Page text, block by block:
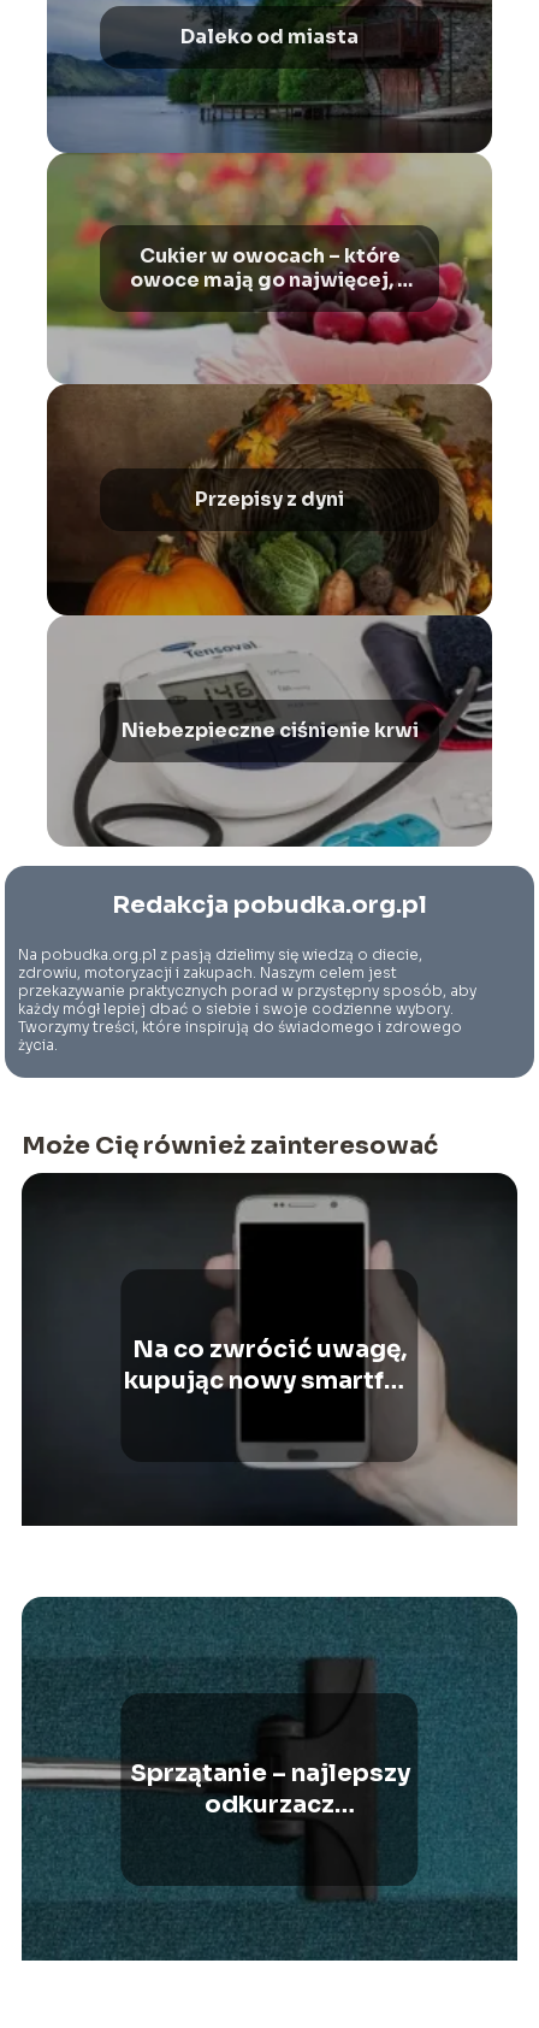
Daleko od miasta
Cukier w owocach – które
owoce mają go najwięcej, a
które najmniej.
Przepisy z dyni
Niebezpieczne ciśnienie krwi
Redakcja pobudka.org.pl
Na pobudka.org.pl z pasją dzielimy się wiedzą o diecie,
zdrowiu, motoryzacji i zakupach. Naszym celem jest
przekazywanie praktycznych porad w przystępny sposób, aby
każdy mógł lepiej dbać o siebie i swoje codzienne wybory.
Tworzymy treści, które inspirują do świadomego i zdrowego
życia.
Może Cię również zainteresować
Na co zwrócić uwagę,
kupując nowy smartfon
Sprzątanie – najlepszy
odkurzacz
bezworkowy